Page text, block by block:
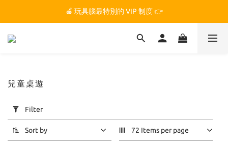
🏆 玩具腦是全台第一個獲得 STEM.org 教育平台
🍎 玩具腦最特別的 VIP 制度 👉
🏆 玩具腦是全台第一個獲得 STEM.org 教育平台
Filter
(0/20)
兒童桌遊
Filter
Sort by 72 Items per page